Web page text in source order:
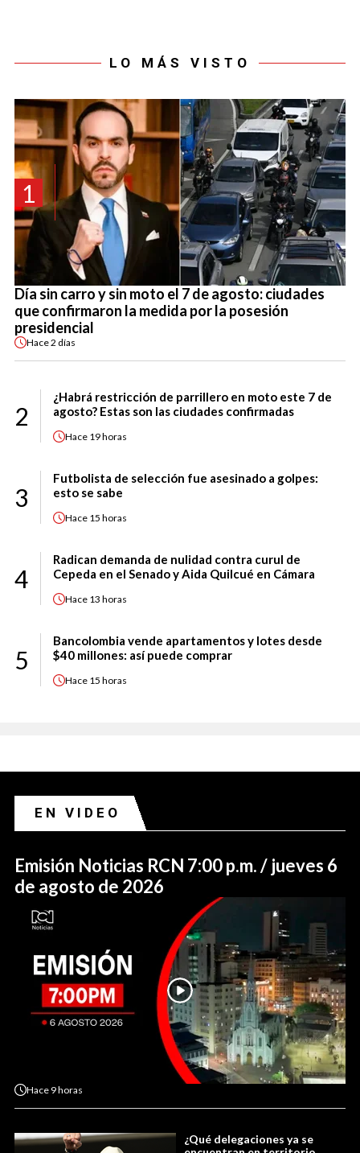
LO MÁS VISTO
1
Día sin carro y sin moto el 7 de agosto: ciudades
que confirmaron la medida por la posesión
presidencial
Hace2 días
2
¿Habrá restricción de parrillero en moto este 7 de
agosto? Estas son las ciudades confirmadas
Hace 19 horas
3
Futbolista de selección fue asesinado a golpes:
esto se sabe
Hace 15 horas
4
Radican demanda de nulidad contra curul de
Cepeda en el Senado y Aida Quilcué en Cámara
Hace 13 horas
5
Bancolombia vende apartamentos y lotes desde
$40 millones: así puede comprar
Hace 15 horas
EN VIDEO
Emisión Noticias RCN 7:00 p.m. / jueves 6
de agosto de 2026
Hace 9 horas
¿Qué delegaciones ya se